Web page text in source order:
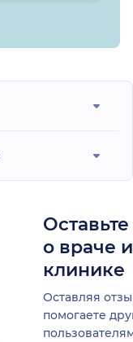
о враче
клинике
Оставляя
помогаете